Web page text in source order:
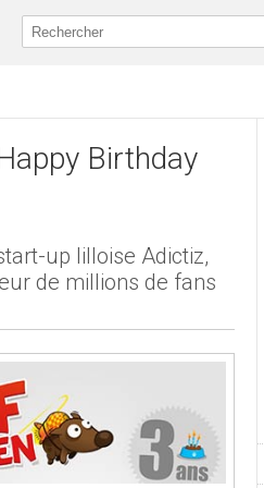
Birthday
up lilloise Adictiz,
de millions de fans